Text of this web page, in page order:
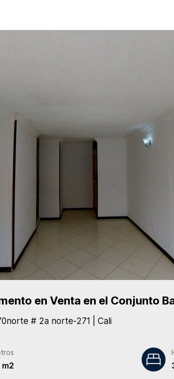
en Venta en el Conjunto
# 2a norte-271 Cali
m2